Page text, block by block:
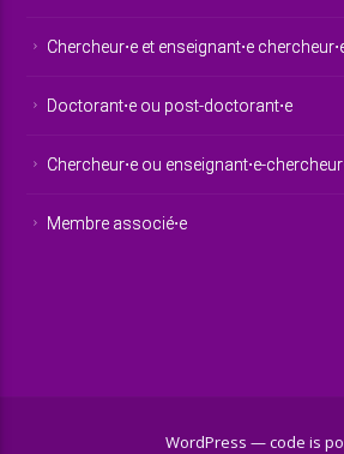
Chercheur⋅e et enseignant⋅e
Doctorant⋅e ou post-doctorant⋅e
Chercheur⋅e ou enseignant⋅e-
Membre associé⋅e
WordPress — code is